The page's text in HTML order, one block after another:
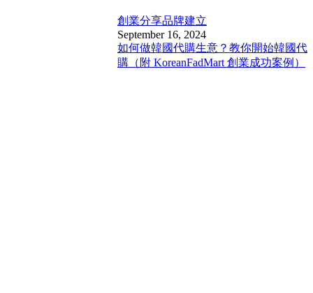
創業分享品牌建立
September 16, 2024
如何做韓國代購生意？教你開始韓國代
購（附 KoreanFadMart 創業成功案例）